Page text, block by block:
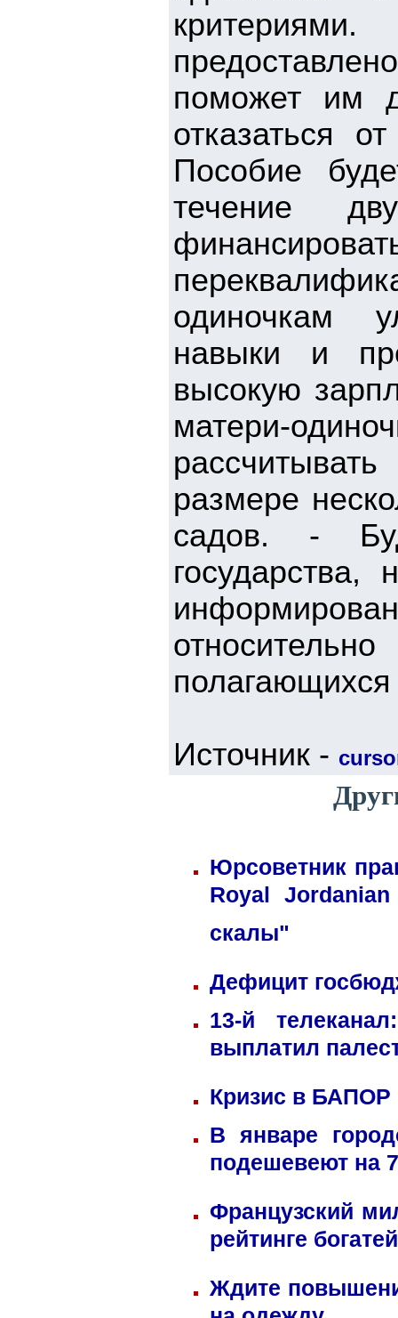
поможет им
отказаться
Пособие
течение
одиночкам
навыки и
высокую
матери-
размере
садов. -
полагающихся
Источник -
Юрсоветник
Royal
скалы"
Дефицит
13-й
выплатил
Кризис в БАПОР
В январе
подешевеют на
Французский
рейтинге
Ждите